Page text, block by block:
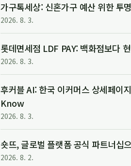
가구톡세상: 신혼가구 예산 위한
2026. 8. 3.
롯데면세점 LDF PAY: 백화점보다
2026. 8. 3.
후커블 AI: 한국 이커머스 상세페
Know
2026. 8. 3.
숏뜨, 글로벌 플랫폼 공식 파트너십
2026. 8. 2.